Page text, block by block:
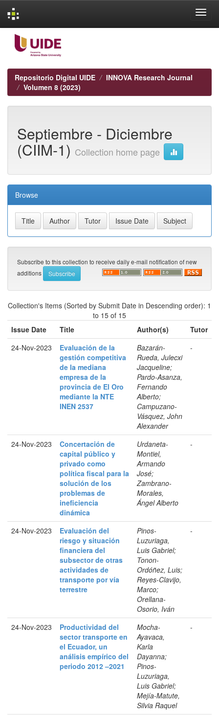
navigation
Repositorio Digital UIDE
INNOVA Research Journal
Volumen 8 (2023)
Septiembre - Diciembre
(CIIM-1) Collection home page
Browse
Subscribe to this collection to receive daily e-mail notification of new
additions
Collection's Items (Sorted by Submit Date in Descending order): 1
to 15 of 15
Issue Date
Title Author(s)
Tutor
24-Nov-2023
Evaluación de la
gestión competitiva
de la mediana
empresa de la
provincia de El Oro
mediante la NTE
INEN 2537
Bazarán-
Rueda, Julecxi
Jacqueline;
Pardo-Asanza,
Fernando
Alberto;
Campuzano-
Vásquez, John
Alexander
-
24-Nov-2023
Concertación de
capital público y
privado como
política fiscal para la
solución de los
problemas de
ineficiencia
dinámica
Urdaneta-
Montiel,
Armando
José;
Zambrano-
Morales,
Ángel Alberto
-
24-Nov-2023
Evaluación del
riesgo y situación
financiera del
subsector de otras
actividades de
transporte por vía
terrestre
Pinos-
Luzuriaga,
Luis Gabriel;
Tonon-
Ordóñez, Luis;
Reyes-Clavijo,
Marco;
Orellana-
Osorio, Iván
-
24-Nov-2023
Productividad del
sector transporte en
el Ecuador, un
análisis empírico del
periodo 2012 –2021
Mocha-
Ayavaca,
Karla
Dayanna;
Pinos-
Luzuriaga,
Luis Gabriel;
Mejía-Matute,
Silvia Raquel
-